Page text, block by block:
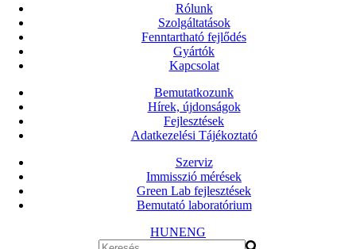
Rólunk
Szolgáltatások
Fenntartható fejlődés
Gyártók
Kapcsolat
Bemutatkozunk
Hírek, újdonságok
Fejlesztések
Adatkezelési Tájékoztató
Szerviz
Immisszió mérések
Green Lab fejlesztések
Bemutató laboratórium
HUNENG